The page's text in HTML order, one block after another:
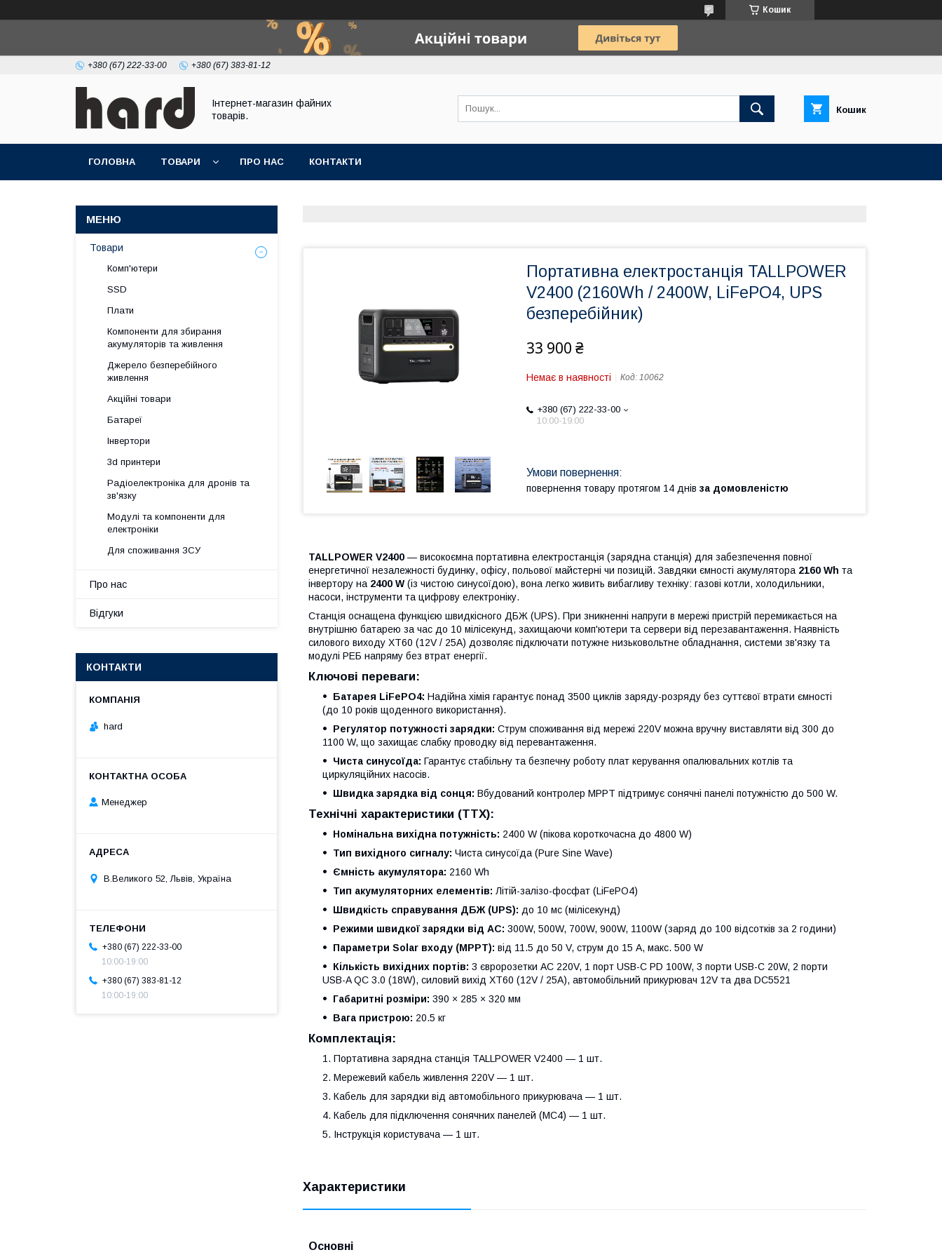
Кошик
+380 (67) 222-33-00 +380 (67) 383-81-12
Інтернет-магазин файних
товарів.
Кошик
ГОЛОВНА ТОВАРИ ПРО НАС КОНТАКТИ
Портативна електростанція TALLPOWER
V2400 (2160Wh / 2400W, LiFePO4, UPS
безперебійник)
33 900 ₴
Немає в наявності Код: 10062
+380 (67) 222-33-00
10:00-19:00
повернення товару протягом 14 днів за домовленістю
TALLPOWER V2400 — високоємна портативна електростанція (зарядна станція) для забезпечення повної
енергетичної незалежності будинку, офісу, польової майстерні чи позицій. Завдяки ємності акумулятора 2160 Wh та
інвертору на 2400 W (із чистою синусоїдою), вона легко живить вибагливу техніку: газові котли, холодильники,
насоси, інструменти та цифрову електроніку.
Станція оснащена функцією швидкісного ДБЖ (UPS). При зникненні напруги в мережі пристрій перемикається на
внутрішню батарею за час до 10 мілісекунд, захищаючи комп'ютери та сервери від перезавантаження. Наявність
силового виходу XT60 (12V / 25A) дозволяє підключати потужне низьковольтне обладнання, системи зв'язку та
модулі РЕБ напряму без втрат енергії.
Ключові переваги:
Батарея LiFePO4: Надійна хімія гарантує понад 3500 циклів заряду-розряду без суттєвої втрати ємності
(до 10 років щоденного використання).
Регулятор потужності зарядки: Струм споживання від мережі 220V можна вручну виставляти від 300 до
1100 W, що захищає слабку проводку від перевантаження.
Чиста синусоїда: Гарантує стабільну та безпечну роботу плат керування опалювальних котлів та
циркуляційних насосів.
Швидка зарядка від сонця: Вбудований контролер MPPT підтримує сонячні панелі потужністю до 500 W.
Технічні характеристики (ТТХ):
Номінальна вихідна потужність: 2400 W (пікова короткочасна до 4800 W)
Тип вихідного сигналу: Чиста синусоїда (Pure Sine Wave)
Ємність акумулятора: 2160 Wh
Тип акумуляторних елементів: Літій-залізо-фосфат (LiFePO4)
Швидкість справування ДБЖ (UPS): до 10 мс (мілісекунд)
Режими швидкої зарядки від AC: 300W, 500W, 700W, 900W, 1100W (заряд до 100 відсотків за 2 години)
Параметри Solar входу (МРРТ): від 11.5 до 50 V, струм до 15 А, макс. 500 W
Кількість вихідних портів: 3 євророзетки AC 220V, 1 порт USB-C PD 100W, 3 порти USB-C 20W, 2 порти
USB-A QC 3.0 (18W), силовий вихід XT60 (12V / 25A), автомобільний прикурювач 12V та два DC5521
Габаритні розміри: 390 × 285 × 320 мм
Вага пристрою: 20.5 кг
Комплектація:
Портативна зарядна станція TALLPOWER V2400 — 1 шт.
Мережевий кабель живлення 220V — 1 шт.
Кабель для зарядки від автомобільного прикурювача — 1 шт.
Кабель для підключення сонячних панелей (MC4) — 1 шт.
Інструкція користувача — 1 шт.
Характеристики
Основні
Товари
Комп'ютери
SSD
Плати
Компоненти для збирання
акумуляторів та живлення
Джерело безперебійного
живлення
Акційні товари
Батареї
Інвертори
3d принтери
Радіоелектроніка для дронів та
зв'язку
Модулі та компоненти для
електроніки
Для споживання ЗСУ
Про нас
Відгуки
КОНТАКТИ
hard
Менеджер
В.Великого 52, Львів, Україна
+380 (67) 222-33-00
10:00-19:00
+380 (67) 383-81-12
10:00-19:00